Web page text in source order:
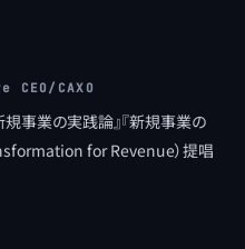
CEO/CAXO
規事業の実践論』『新規事業の
for Revenue）提唱